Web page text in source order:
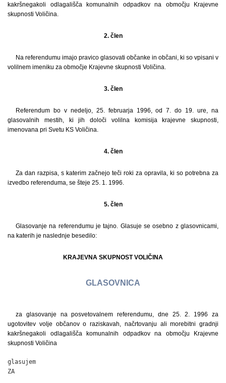
kakršnegakoli odlagališča komunalnih odpadkov na območju Krajevne
skupnosti Voličina.
2. člen
Na referendumu imajo pravico glasovati občanke in občani, ki so vpisani v
volilnem imeniku za območje Krajevne skupnosti Voličina.
3. člen
Referendum bo v nedeljo, 25. februarja 1996, od 7. do 19. ure, na
glasovalnih mestih, ki jih določi volilna komisija krajevne skupnosti,
imenovana pri Svetu KS Voličina.
4. člen
Za dan razpisa, s katerim začnejo teči roki za opravila, ki so potrebna za
izvedbo referenduma, se šteje 25. 1. 1996.
5. člen
Glasovanje na referendumu je tajno. Glasuje se osebno z glasovnicami,
na katerih je naslednje besedilo:
KRAJEVNA SKUPNOST VOLIČINA
GLASOVNICA
za glasovanje na posvetovalnem referendumu, dne 25. 2. 1996 za
ugotovitev volje občanov o raziskavah, načrtovanju ali morebitni gradnji
kakršnegakoli odlagališča komunalnih odpadkov na območju Krajevne
skupnosti Voličina
glasujem
ZA